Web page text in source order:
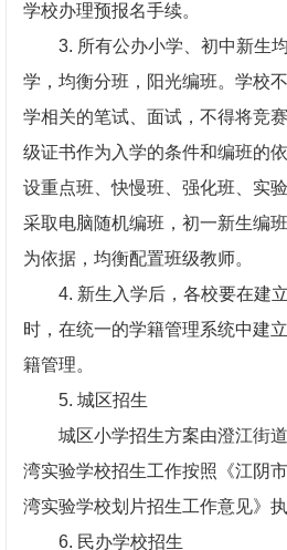
学校办理预报名手续。
3. 所有公办小学、初中新生
学，均衡分班，阳光编班。学校
学相关的笔试、面试，不得将竞
级证书作为入学的条件和编班的
设重点班、快慢班、强化班、实
采取电脑随机编班，初一新生编
为依据，均衡配置班级教师。
4. 新生入学后，各校要在建
时，在统一的学籍管理系统中建
籍管理。
5. 城区招生
城区小学招生方案由澄江街
湾实验学校招生工作按照《江阴
湾实验学校划片招生工作意见》
6. 民办学校招生